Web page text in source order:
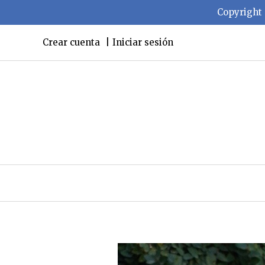
Copyright
Crear cuenta Iniciar sesión